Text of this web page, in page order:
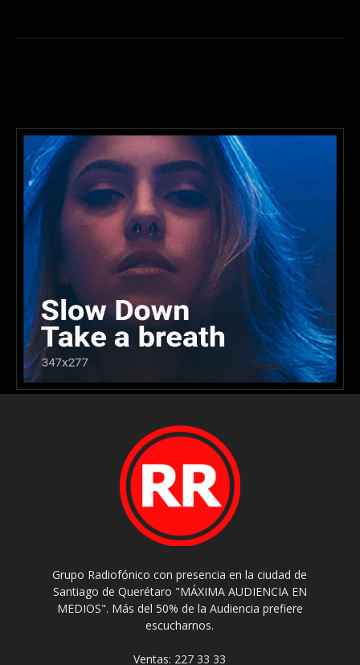
Grupo Radiofónico con presencia en la ciudad de
Santiago de Querétaro "MÁXIMA AUDIENCIA EN
MEDIOS". Más del 50% de la Audiencia prefiere
escucharnos.
Ventas: 227 33 33